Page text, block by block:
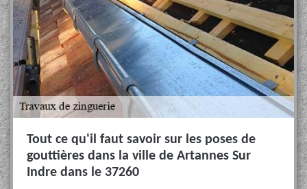
Tout ce qu'il faut savoir sur les poses de
gouttières dans la ville de Artannes Sur
Indre dans le 37260